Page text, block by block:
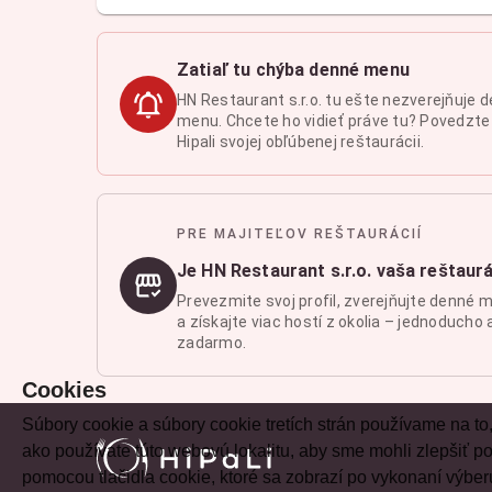
Zatiaľ tu chýba denné menu
HN Restaurant s.r.o. tu ešte nezverejňuje
menu. Chcete ho vidieť práve tu? Povedzte
Hipali svojej obľúbenej reštaurácii.
PRE MAJITEĽOV REŠTAURÁCIÍ
Je HN Restaurant s.r.o. vaša
Prevezmite svoj profil, zverejňujte denné
a získajte viac hostí z okolia – jednoducho
zadarmo.
Cookies
Súbory cookie a súbory cookie tretích strán používame na
ako používate túto webovú lokalitu, aby sme mohli zlepšiť
pomocou tlačidla cookie, ktoré sa zobrazí po vykonaní